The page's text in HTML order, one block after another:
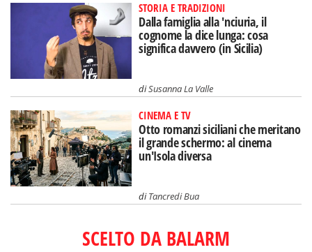
STORIA E TRADIZIONI
Dalla famiglia alla 'nciuria, il
cognome la dice lunga: cosa
significa davvero (in Sicilia)
diSusanna La Valle
CINEMA E TV
Otto romanzi siciliani che meritano
il grande schermo: al cinema
un'Isola diversa
diTancredi Bua
SCELTO DA BALARM